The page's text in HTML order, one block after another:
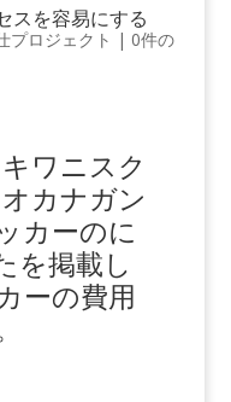
スを容易にする
プロジェクト | 0件の
キワニスク
カナガン
カーのに
を掲載し
ーの費用